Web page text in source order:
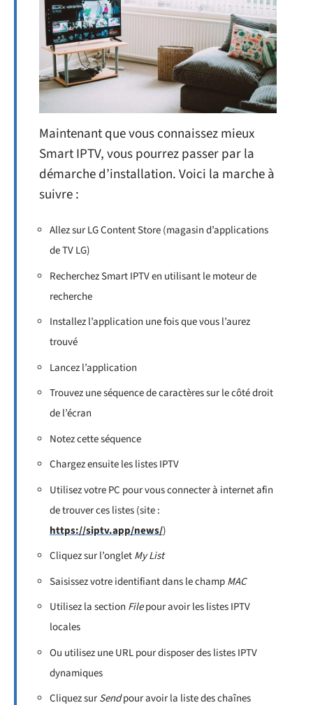
Maintenant que vous connaissez mieux
Smart IPTV, vous pourrez passer par la
démarche d’installation. Voici la marche à
suivre :
Allez sur LG Content Store (magasin d’applications
de TV LG)
Recherchez Smart IPTV en utilisant le moteur de
recherche
Installez l’application une fois que vous l’aurez
trouvé
Lancez l’application
Trouvez une séquence de caractères sur le côté droit
de l’écran
Notez cette séquence
Chargez ensuite les listes IPTV
Utilisez votre PC pour vous connecter à internet afin
de trouver ces listes (site :
https://siptv.app/news/)
Cliquez sur l’ongletMy List
Saisissez votre identifiant dans le champMAC
Utilisez la section Filepour avoir les listes IPTV
locales
Ou utilisez une URL pour disposer des listes IPTV
dynamiques
Cliquez surSendpour avoir la liste des chaînes